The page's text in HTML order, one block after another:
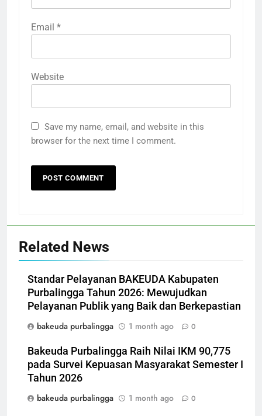
Email *
Website
Save my name, email, and website in this
browser for the next time I comment.
Related News
Standar Pelayanan BAKEUDA Kabupaten
Purbalingga Tahun 2026: Mewujudkan
Pelayanan Publik yang Baik dan Berkepastian
bakeuda purbalingga
1 month ago 0
Bakeuda Purbalingga Raih Nilai IKM 90,775
pada Survei Kepuasan Masyarakat Semester I
Tahun 2026
bakeuda purbalingga
1 month ago 0